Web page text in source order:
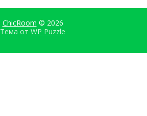
ChicRoom © 2026
Тема от WP Puzzle